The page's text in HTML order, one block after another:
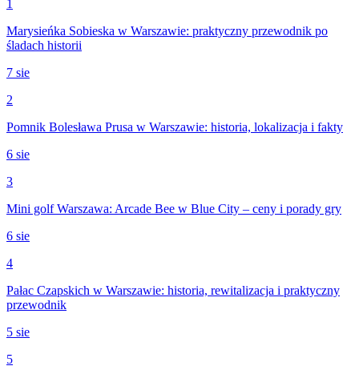
1
Marysieńka Sobieska w Warszawie: praktyczny przewodnik po
śladach historii
7 sie
2
Pomnik Bolesława Prusa w Warszawie: historia, lokalizacja i fakty
6 sie
3
Mini golf Warszawa: Arcade Bee w Blue City – ceny i porady gry
6 sie
4
Pałac Czapskich w Warszawie: historia, rewitalizacja i praktyczny
przewodnik
5 sie
5